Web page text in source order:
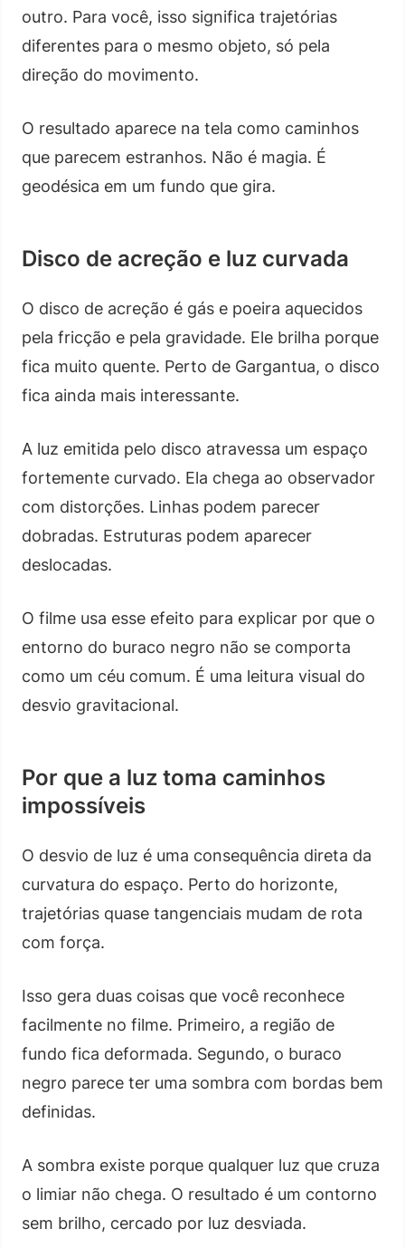
outro. Para você, isso significa trajetórias
diferentes para o mesmo objeto, só pela
direção do movimento.
O resultado aparece na tela como caminhos
que parecem estranhos. Não é magia. É
geodésica em um fundo que gira.
Disco de acreção e luz curvada
O disco de acreção é gás e poeira aquecidos
pela fricção e pela gravidade. Ele brilha porque
fica muito quente. Perto de Gargantua, o disco
fica ainda mais interessante.
A luz emitida pelo disco atravessa um espaço
fortemente curvado. Ela chega ao observador
com distorções. Linhas podem parecer
dobradas. Estruturas podem aparecer
deslocadas.
O filme usa esse efeito para explicar por que o
entorno do buraco negro não se comporta
como um céu comum. É uma leitura visual do
desvio gravitacional.
Por que a luz toma caminhos
impossíveis
O desvio de luz é uma consequência direta da
curvatura do espaço. Perto do horizonte,
trajetórias quase tangenciais mudam de rota
com força.
Isso gera duas coisas que você reconhece
facilmente no filme. Primeiro, a região de
fundo fica deformada. Segundo, o buraco
negro parece ter uma sombra com bordas bem
definidas.
A sombra existe porque qualquer luz que cruza
o limiar não chega. O resultado é um contorno
sem brilho, cercado por luz desviada.